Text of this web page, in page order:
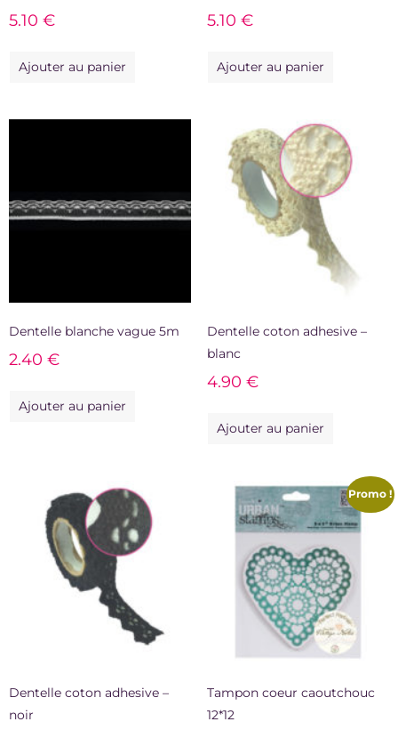
5.10 €
Ajouter au panier
5.10 €
Ajouter au panier
Dentelle blanche vague 5m
2.40 €
Ajouter au panier
Dentelle coton adhesive –
blanc
4.90 €
Ajouter au panier
Dentelle coton adhesive –
noir
Promo !
Tampon coeur caoutchouc
12*12